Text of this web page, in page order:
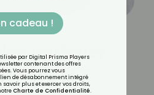
nettoyer
fonte ?
cadeau !
par Digital Prisma Players
contenant des offres
Vous pourrez vous
de désabonnement intégré
plus et exercer vos droits,
Charte de Confidentialité.